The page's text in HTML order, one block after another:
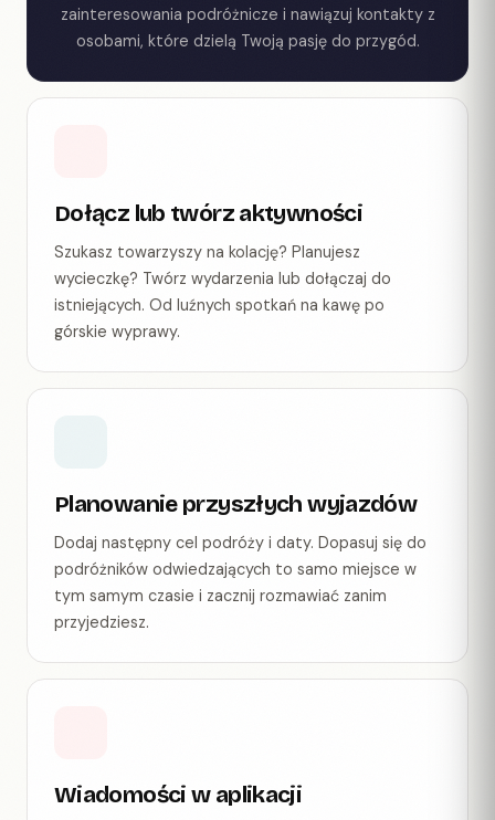
zainteresowania podróżnicze i nawiązuj kontakty z
osobami, które dzielą Twoją pasję do przygód.
Dołącz lub twórz aktywności
Szukasz towarzyszy na kolację? Planujesz
wycieczkę? Twórz wydarzenia lub dołączaj do
istniejących. Od luźnych spotkań na kawę po
górskie wyprawy.
Planowanie przyszłych wyjazdów
Dodaj następny cel podróży i daty. Dopasuj się do
podróżników odwiedzających to samo miejsce w
tym samym czasie i zacznij rozmawiać zanim
przyjedziesz.
Wiadomości w aplikacji